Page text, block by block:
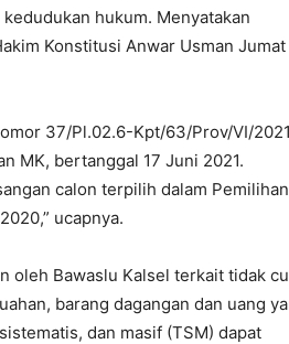
hukum. Menyatakan
Konstitusi Anwar Usman Jumat
37/Pl.02.6-Kpt/63/Prov/VI/2021
MK, bertanggal 17 Juni 2021.
calon terpilih dalam Pemilihan
ucapnya.
oleh Bawaslu Kalsel terkait tidak
barang dagangan dan uang
dan masif (TSM) dapat